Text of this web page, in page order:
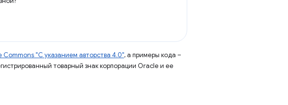
"С указанием авторства 4.0", а примеры кода –
товарный знак корпорации Oracle и ее